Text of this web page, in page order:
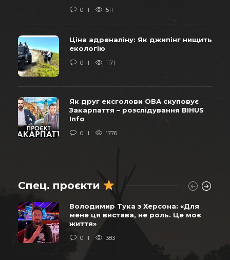
0 511
Ціна адреналіну: Як джипінг нищить
екологію
0 1171
Як друг ексголови ОВА скуповує
Закарпаття – розслідування BIHUS
Info
0 1776
Спец. проєкти
Володимир Тука з Херсона: «Для
мене ця вистава, не роль. Це моє
життя»
0 383